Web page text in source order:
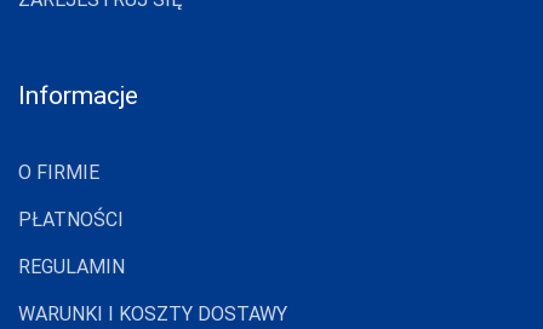
Informacje
O FIRMIE
PŁATNOŚCI
REGULAMIN
WARUNKI I KOSZTY DOSTAWY